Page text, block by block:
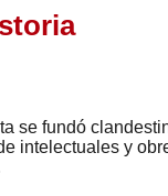
se fundó
intelectuales y